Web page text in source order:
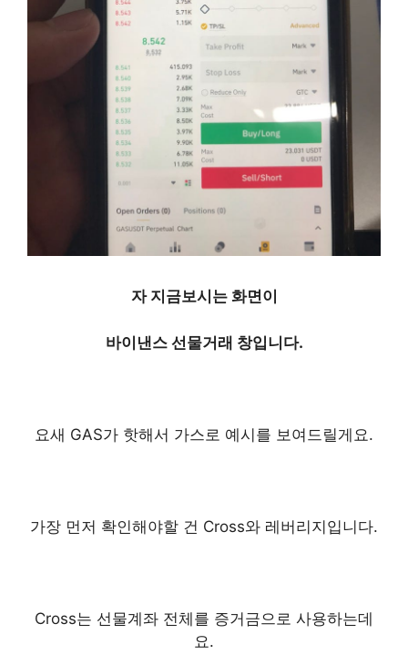
자 지금보시는 화면이
바이낸스 선물거래 창입니다.
요새 GAS가 핫해서 가스로 예시를 보여드릴게요.
가장 먼저 확인해야할 건 Cross와 레버리지입니다.
Cross는 선물계좌 전체를 증거금으로 사용하는데
요.